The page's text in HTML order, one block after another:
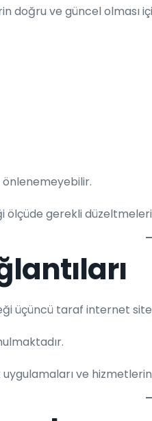
doğru ve güncel olması
gerekli
üçüncü taraf internet
ve